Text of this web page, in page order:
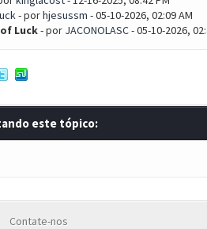
- porhjesussm - 05-10-2026, 02:09 AM
Luck- por JACONOLASC- 05-10-2026,
este tópico:
Contate-nos